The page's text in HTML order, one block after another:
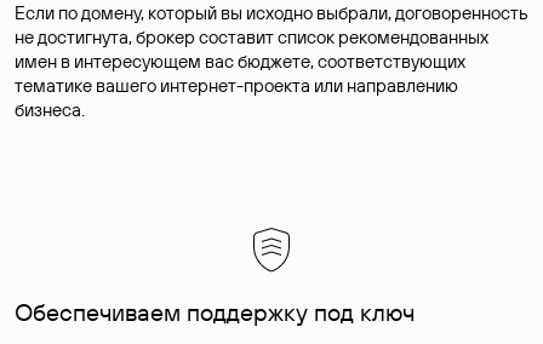
Если по домену, который вы исходно выбрали, договоренность
не достигнута, брокер составит список рекомендованных
имен в интересующем вас бюджете, соответствующих
тематике вашего интернет-проекта или направлению
бизнеса.
Обеспечиваем поддержку под ключ